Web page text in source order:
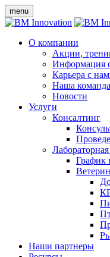
menu
О компании
Акции,
Информация
Карьера с
Наша
Новости
Услуги
Консалтинг
График
Наши партнеры